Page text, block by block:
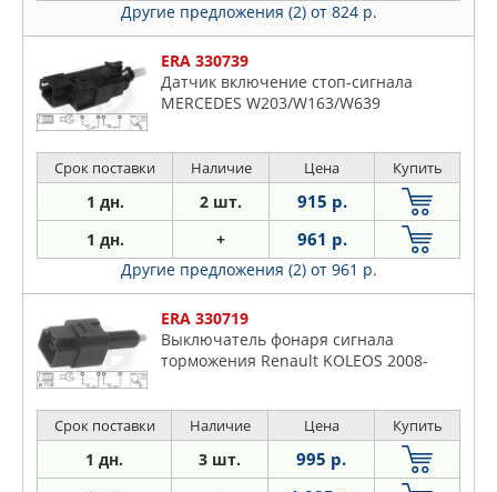
Другие предложения (2) от 824 р.
ERA 330739
Датчик включение стоп-сигнала
MERCEDES W203/W163/W639
Срок поставки Наличие Цена Купить
1 дн. 2 шт. 915 р.
1 дн. + 961 р.
Другие предложения (2) от 961 р.
ERA 330719
Выключатель фонаря сигнала
торможения Renault KOLEOS 2008-
Срок поставки Наличие Цена Купить
1 дн. 3 шт. 995 р.